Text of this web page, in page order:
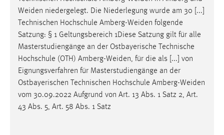
Weiden niedergelegt. Die Niederlegung wurde am 30 [...]
Technischen Hochschule Amberg-Weiden folgende
Satzung: § 1 Geltungsbereich 1Diese Satzung gilt für alle
Masterstudiengänge an der Ostbayerische Technische
Hochschule (OTH) Amberg-Weiden, für die als [...] von
Eignungsverfahren für Masterstudiengänge an der
Ostbayerischen Technischen Hochschule Amberg-Weiden
vom 30.09.2022 Aufgrund von Art. 13 Abs. 1 Satz 2, Art.
43 Abs. 5, Art. 58 Abs. 1 Satz